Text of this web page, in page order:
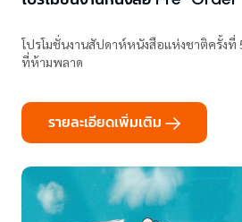
โปรโมชั่นงานสัปดาห์หนังสือแห่งชาติครั้งที่ 53 ส่องรายการ Pre-
ที่ห้ามพลาด
รายละเอียดเพิ่มเติม